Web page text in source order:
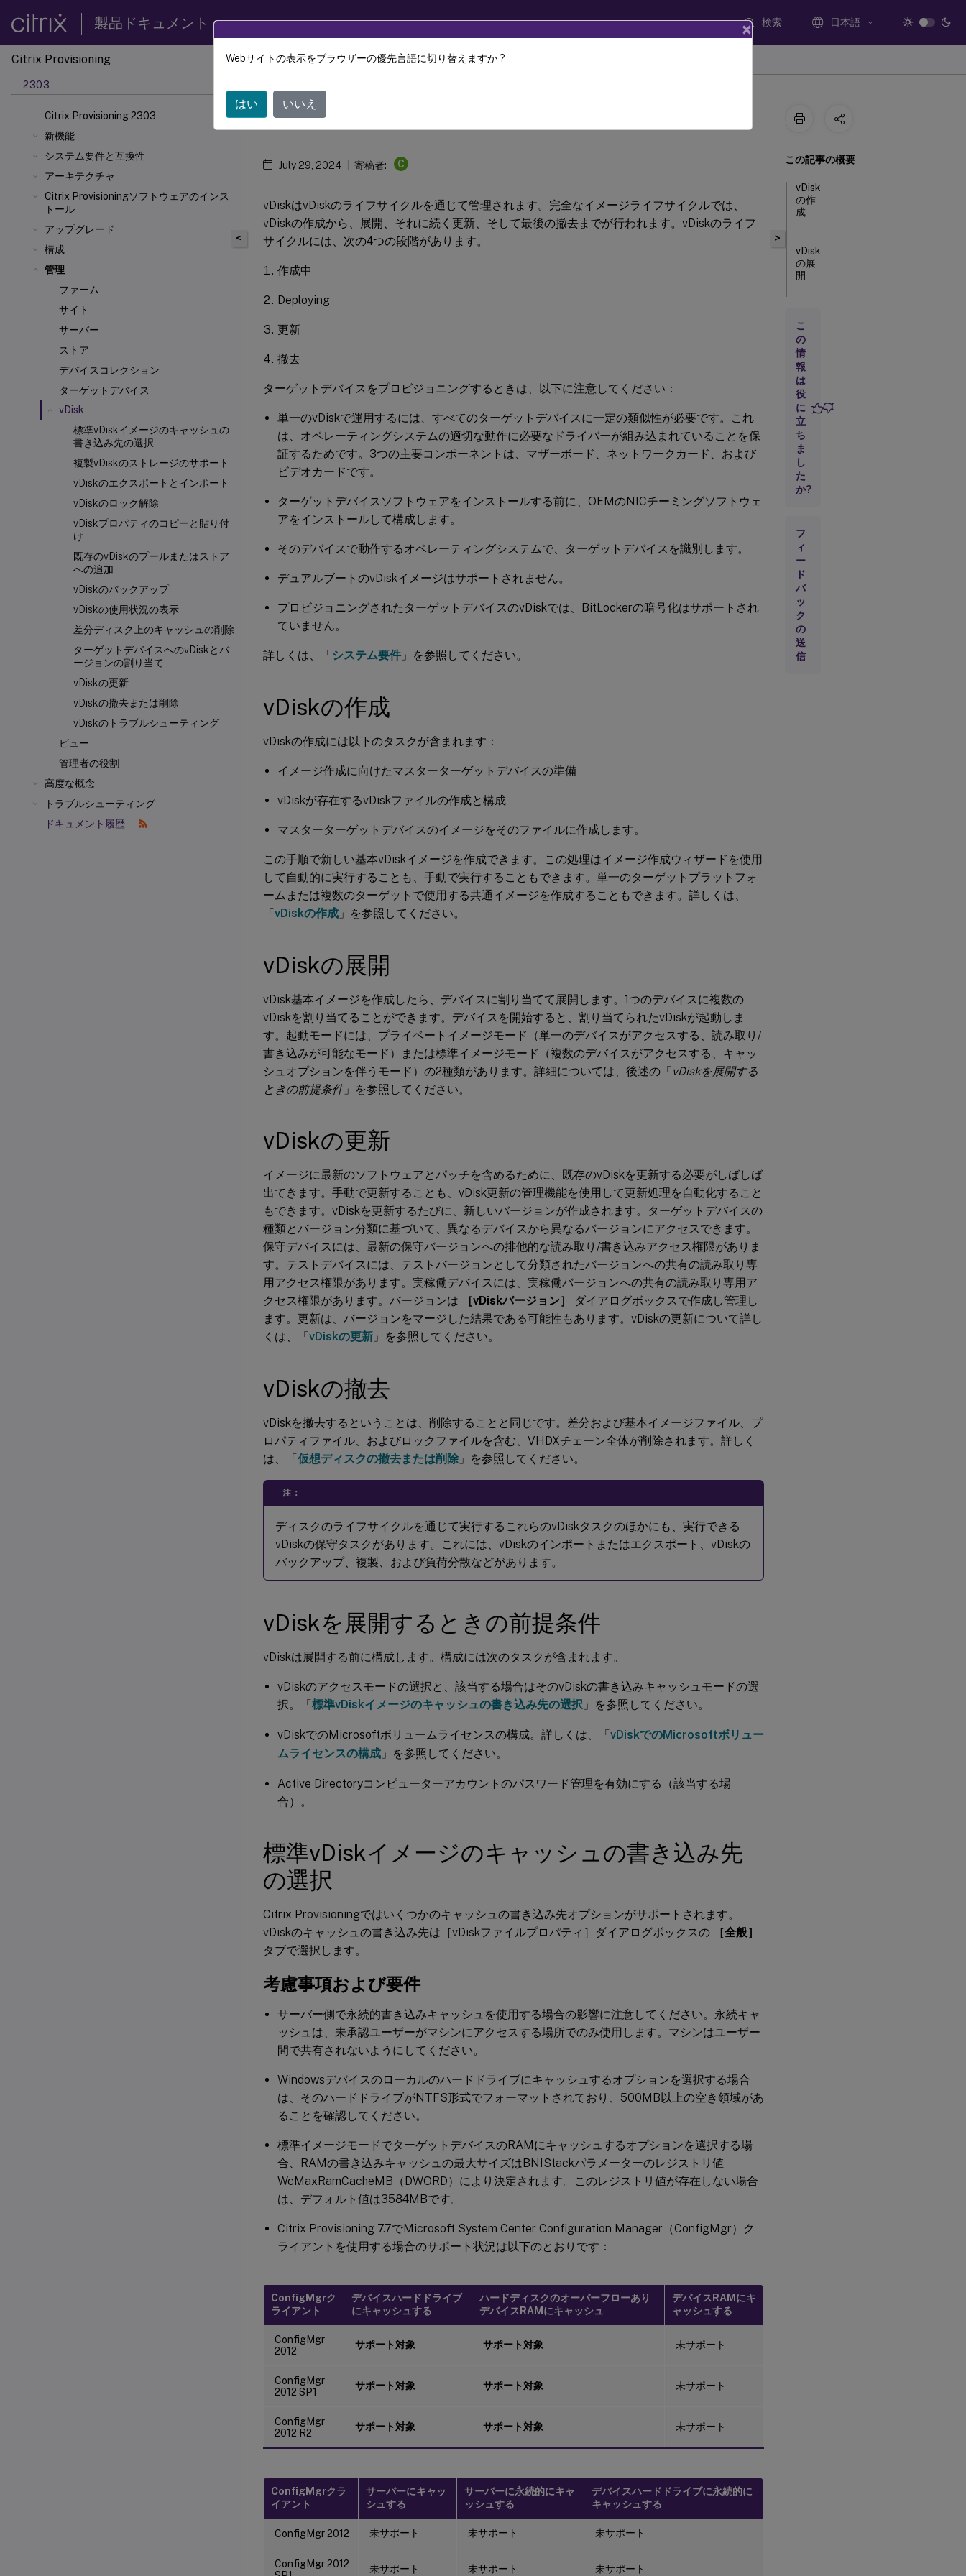
製品ドキュメント 検索 日本語
Citrix Provisioning
2303
Citrix Provisioning 2303
新機能
システム要件と互換性
アーキテクチャ
Citrix Provisioningソフトウェアのインス
トール
アップグレード
構成
管理
ファーム
サイト
サーバー
ストア
デバイスコレクション
ターゲットデバイス
vDisk
標準vDiskイメージのキャッシュの
書き込み先の選択
複製vDiskのストレージのサポート
vDiskのエクスポートとインポート
vDiskのロック解除
vDiskプロパティのコピーと貼り付
け
既存のvDiskのプールまたはストア
への追加
vDiskのバックアップ
vDiskの使用状況の表示
差分ディスク上のキャッシュの削除
ターゲットデバイスへのvDiskとバ
ージョンの割り当て
vDiskの更新
vDiskの撤去または削除
vDiskのトラブルシューティング
ビュー
管理者の役割
高度な概念
トラブルシューティング
ドキュメント履歴
Citrix Provisioning Citrix Provisioning 2303
<
vDisk
July 29, 2024 寄稿者: C
vDiskはvDiskのライフサイクルを通じて管理されます。完全なイメージライフサイクルでは、
vDiskの作成から、展開、それに続く更新、そして最後の撤去までが行われます。vDiskのライフ
サイクルには、次の4つの段階があります。
作成中
Deploying
更新
撤去
ターゲットデバイスをプロビジョニングするときは、以下に注意してください：
単一のvDiskで運用するには、すべてのターゲットデバイスに一定の類似性が必要です。これ
は、オペレーティングシステムの適切な動作に必要なドライバーが組み込まれていることを保
証するためです。3つの主要コンポーネントは、マザーボード、ネットワークカード、および
ビデオカードです。
ターゲットデバイスソフトウェアをインストールする前に、OEMのNICチーミングソフトウェ
アをインストールして構成します。
そのデバイスで動作するオペレーティングシステムで、ターゲットデバイスを識別します。
デュアルブートのvDiskイメージはサポートされません。
プロビジョニングされたターゲットデバイスのvDiskでは、BitLockerの暗号化はサポートされ
ていません。
詳しくは、「システム要件 」を参照してください。
vDiskの作成
vDiskの作成には以下のタスクが含まれます：
イメージ作成に向けたマスターターゲットデバイスの準備
vDiskが存在するvDiskファイルの作成と構成
マスターターゲットデバイスのイメージをそのファイルに作成します。
この手順で新しい基本vDiskイメージを作成できます。この処理はイメージ作成ウィザードを使用
して自動的に実行することも、手動で実行することもできます。単一のターゲットプラットフォ
ームまたは複数のターゲットで使用する共通イメージを作成することもできます。詳しくは、
「vDiskの作成 」を参照してください。
vDiskの展開
vDisk基本イメージを作成したら、デバイスに割り当てて展開します。1つのデバイスに複数の
vDiskを割り当てることができます。デバイスを開始すると、割り当てられたvDiskが起動しま
す。起動モードには、プライベートイメージモード（単一のデバイスがアクセスする、読み取り/
書き込みが可能なモード）または標準イメージモード（複数のデバイスがアクセスする、キャッ
シュオプションを伴うモード）の2種類があります。詳細については、後述の「vDiskを展開する
ときの前提条件」を参照してください。
vDiskの更新
イメージに最新のソフトウェアとパッチを含めるために、既存のvDiskを更新する必要がしばしば
出てきます。手動で更新することも、vDisk更新の管理機能を使用して更新処理を自動化すること
もできます。vDiskを更新するたびに、新しいバージョンが作成されます。ターゲットデバイスの
種類とバージョン分類に基づいて、異なるデバイスから異なるバージョンにアクセスできます。
保守デバイスには、最新の保守バージョンへの排他的な読み取り/書き込みアクセス権限がありま
す。テストデバイスには、テストバージョンとして分類されたバージョンへの共有の読み取り専
用アクセス権限があります。実稼働デバイスには、実稼働バージョンへの共有の読み取り専用ア
クセス権限があります。バージョンは
［vDiskバージョン］
ダイアログボックスで作成し管理し
ます。更新は、バージョンをマージした結果である可能性もあります。vDiskの更新について詳し
くは、「vDiskの更新 」を参照してください。
vDiskの撤去
vDiskを撤去するということは、削除することと同じです。差分および基本イメージファイル、プ
ロパティファイル、およびロックファイルを含む、VHDXチェーン全体が削除されます。詳しく
は、「仮想ディスクの撤去または削除 」を参照してください。
注：
ディスクのライフサイクルを通じて実行するこれらのvDiskタスクのほかにも、実行できる
vDiskの保守タスクがあります。これには、vDiskのインポートまたはエクスポート、vDiskの
バックアップ、複製、および負荷分散などがあります。
vDiskを展開するときの前提条件
vDiskは展開する前に構成します。構成には次のタスクが含まれます。
vDiskのアクセスモードの選択と、該当する場合はそのvDiskの書き込みキャッシュモードの選
択。「標準vDiskイメージのキャッシュの書き込み先の選択 」を参照してください。
vDiskでのMicrosoftボリュームライセンスの構成。詳しくは、「vDiskでのMicrosoftボリュー
ムライセンスの構成 」を参照してください。
Active Directoryコンピューターアカウントのパスワード管理を有効にする（該当する場
合）。
標準vDiskイメージのキャッシュの書き込み先
の選択
Citrix Provisioningではいくつかのキャッシュの書き込み先オプションがサポートされます。
vDiskのキャッシュの書き込み先は［vDiskファイルプロパティ］ダイアログボックスの
［全般］
タブで選択します。
考慮事項および要件
サーバー側で永続的書き込みキャッシュを使用する場合の影響に注意してください。永続キャ
ッシュは、未承認ユーザーがマシンにアクセスする場所でのみ使用します。マシンはユーザー
間で共有されないようにしてください。
Windowsデバイスのローカルのハードドライブにキャッシュするオプションを選択する場合
は、そのハードドライブがNTFS形式でフォーマットされており、500MB以上の空き領域があ
ることを確認してください。
標準イメージモードでターゲットデバイスのRAMにキャッシュするオプションを選択する場
合、RAMの書き込みキャッシュの最大サイズはBNIStackパラメーターのレジストリ値
WcMaxRamCacheMB（DWORD）により決定されます。このレジストリ値が存在しない場合
は、デフォルト値は3584MBです。
Citrix Provisioning 7.7でMicrosoft System Center Configuration Manager（ConfigMgr）ク
ライアントを使用する場合のサポート状況は以下のとおりです：
ConfigMgrク
ライアント
デバイスハードドライブ
にキャッシュする
ハードディスクのオーバーフローあり
デバイスRAMにキャッシュ
デバイスRAMにキ
ャッシュする
ConfigMgr
2012
サポート対象 サポート対象 未サポート
ConfigMgr
2012 SP1
サポート対象 サポート対象 未サポート
ConfigMgr
2012 R2
サポート対象 サポート対象 未サポート
ConfigMgrクラ
イアント
サーバーにキャッ
シュする
サーバーに永続的にキャ
ッシュする
デバイスハードドライブに永続的に
キャッシュする
ConfigMgr 2012 未サポート 未サポート 未サポート
ConfigMgr 2012
未サポート 未サポート 未サポート
>
この記事の概要
vDisk
の作
成
vDisk
の展
開
の更
新
vDisk
の撤
去
vDisk
を展
開す
ると
きの
標準
vDisk
イメ
ージ
のキ
ャッ
シュ
の書
き込
み先
こ
の
情
報
は
役
に
立
ち
ま
し
た
か?
フ
ィ
ー
ド
バ
ッ
ク
の
送
信
×
Webサイトの表示をブラウザーの優先言語に切り替えますか ?
はい いいえ